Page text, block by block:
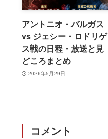
アントニオ・バルガス
vs ジェシー・ロドリゲ
ス戦の日程・放送と見
どころまとめ
2026年5月29日
コメント